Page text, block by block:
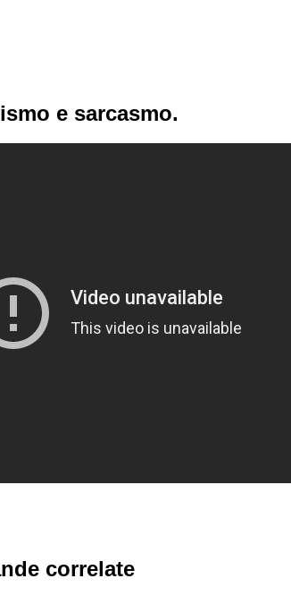
e sarcasmo.
correlate